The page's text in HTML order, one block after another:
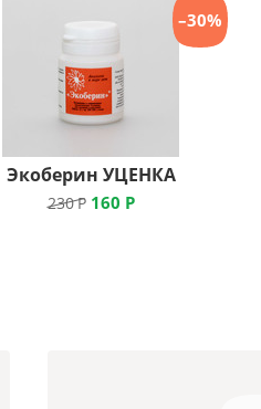
–30%
Экоберин УЦЕНКА
230Р 160 Р